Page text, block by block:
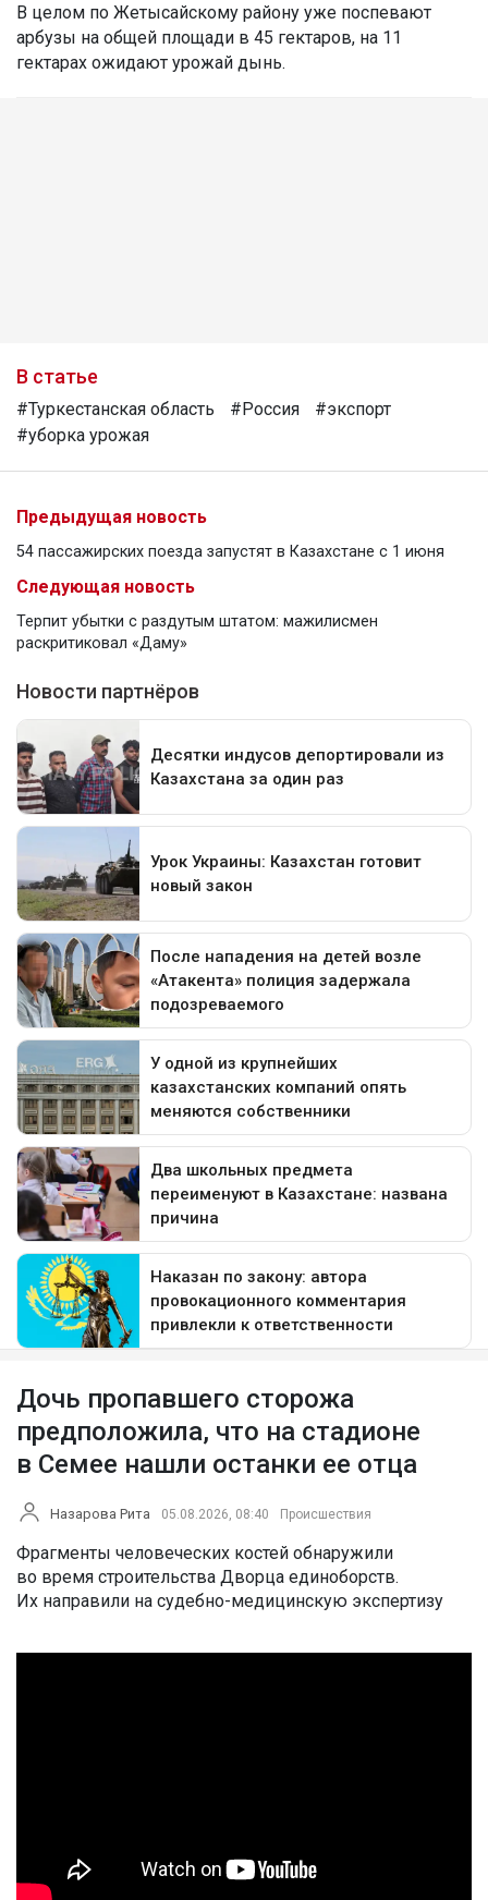
В целом по Жетысайскому району уже поспевают
арбузы на общей площади в 45 гектаров, на 11
гектарах ожидают урожай дынь.
В статье
#Туркестанская область #Россия
#экспорт
#уборка урожая
Предыдущая новость
54 пассажирских поезда запустят в Казахстане с 1 июня
Следующая новость
Терпит убытки с раздутым штатом: мажилисмен
раскритиковал «Даму»
Дочь пропавшего сторожа
предположила, что на стадионе
в Семее нашли останки ее отца
Назарова Рита 05.08.2026, 08:40 Происшествия
Фрагменты человеческих костей обнаружили
во время строительства Дворца единоборств.
Их направили на судебно-медицинскую экспертизу